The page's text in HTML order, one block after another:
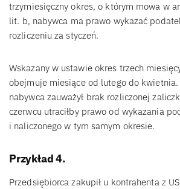
trzymiesięczny okres, o którym mowa w
lit. b, nabywca ma prawo wykazać
rozliczeniu za styczeń.
Wskazany w ustawie okres trzech
obejmuje miesiące od lutego do
nabywca zauważył brak rozliczonej
czerwcu utraciłby prawo od wykazania
i naliczonego w tym samym okresie.
Przykład 4.
Przedsiębiorca zakupił u kontrahenta z